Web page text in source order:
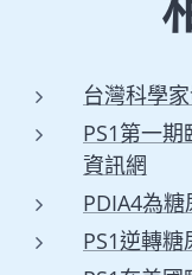
台灣科學
PS1第一
資訊網
PDIA4為
PS1逆轉